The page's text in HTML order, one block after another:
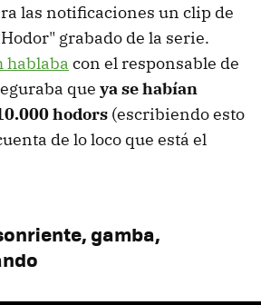
las notificaciones un clip de
grabado de la serie.
hablaba con el responsable de
que ya se habían
hodors (escribiendo esto
de lo loco que está el
gamba,